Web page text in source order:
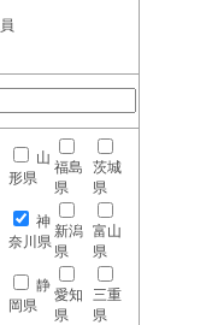
山
形県
福島
県
茨城
県
神
奈川県
新潟
県
富山
県
静
岡県
愛知
県
三重
県